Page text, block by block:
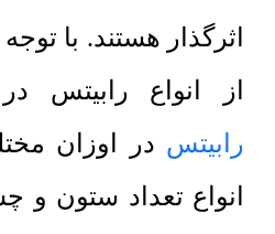
اثرگذار هستند. با
از انواع رابیتس
رابیتس در اوزان
انواع تعداد ستون و